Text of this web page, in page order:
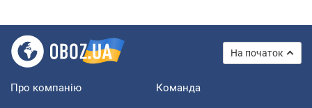
На початок
Про компанію Команда